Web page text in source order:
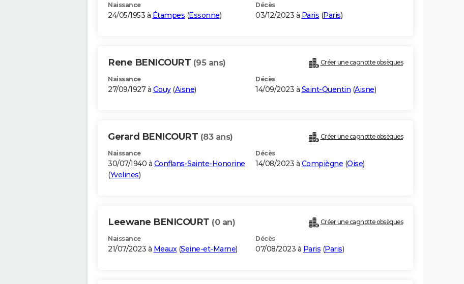
Naissance
24/05/1953 à Étampes (Essonne)
Décès
03/12/2023 à Paris (Paris)
Rene BENICOURT (95 ans) Créer une cagnotte obsèques
Naissance
27/09/1927 à Gouy(Aisne)
Décès
14/09/2023 à Saint-Quentin (Aisne)
Gerard BENICOURT (83 ans) Créer une cagnotte obsèques
Naissance
30/07/1940 à Conflans-Sainte-Honorine
(Yvelines)
Décès
14/08/2023 à Compiègne (Oise)
Leewane BENICOURT (0 an) Créer une cagnotte obsèques
Naissance
21/07/2023 à Meaux(Seine-et-Marne)
Décès
07/08/2023 à Paris (Paris)